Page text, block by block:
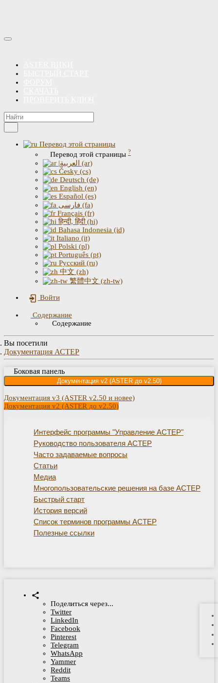
Перевод этой страницы
Перевод этой страницы ?
|العربية (ar)
Česky (cs)
Deutsch (de)
English (en)
Español (es)
فارسی (fa)
Français (fr)
हिन्दी, हिंदी (hi)
Bahasa Indonesia (id)
Italiano (it)
Polski (pl)
Português (pt)
Русский (ru)
中文 (zh)
繁體中文 (zh-tw)
Войти
Содержание
Содержание
Вы посетили
Документация АСТЕР
Боковая панель
Документация v2 (ASTER до v2.50)
Документация v3 (ASTER v2.50 и новее)
Документация v2 (ASTER до v2.50)
Интерфейс программы "Управление АСТЕР"
Руководство пользователя АСТЕР
Часто задаваемые вопросы
Статьи
Медиа
Многопользовательские решения на базе АСТЕР
Быстрый старт
История версий
Список терминов программы АСТЕР
Полезные ссылки
Поделиться через...
Twitter
LinkedIn
Facebook
Pinterest
Telegram
WhatsApp
Yammer
Reddit
Teams